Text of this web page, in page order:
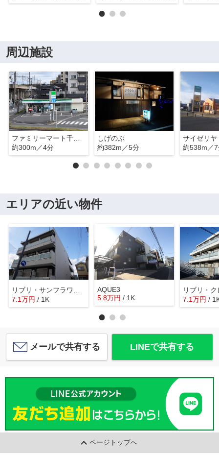
周辺施設
ファミリーマート千葉寺駅東店
約300m／4分
しげのぶ
約382m／5分
サイゼリヤ
約538m／
エリアの近い物件
リブリ・サンフラワー14
7.1万円 / 1K
AQUE3
5.8万円 / 1K 7.1万円 /
メールで共有する LINEで共有する
ページトップへ